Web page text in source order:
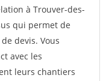
à Trouver-des-
qui permet de
devis. Vous
avec les
leurs chantiers